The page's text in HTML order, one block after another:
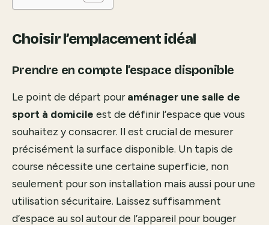
Choisir l’emplacement idéal
Prendre en compte l’espace disponible
Le point de départ pouraménager une salle de
sport à domicile est de définir l’espace que vous
souhaitez y consacrer. Il est crucial de mesurer
précisément la surface disponible. Un tapis de
course nécessite une certaine superficie, non
seulement pour son installation mais aussi pour une
utilisation sécuritaire. Laissez suffisamment
d’espace au sol autour de l’appareil pour bouger